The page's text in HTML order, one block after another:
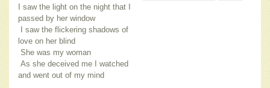
I saw the light on the night that I
passed by her window
I saw the flickering shadows of
love on her blind
She was my woman
As she deceived me I watched
and went out of my mind